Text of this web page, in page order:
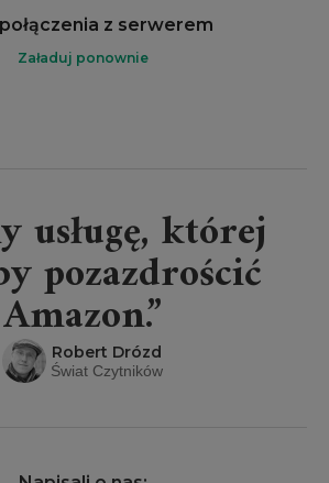
z serwerem
Załaduj ponownie
usługę, której
pozazdrościć
Amazon.”
Robert Drózd
Świat Czytników